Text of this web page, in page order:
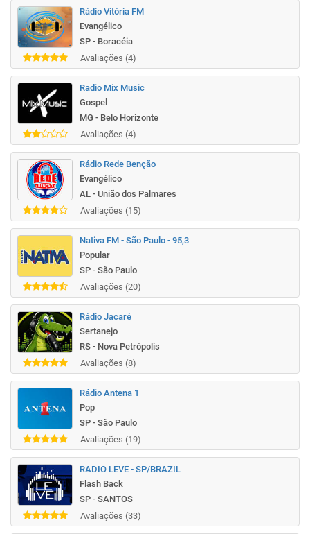
Rádio Vitória FM
Evangélico
SP - Boracéia
Avaliações (4)
Radio Mix Music
Gospel
MG - Belo Horizonte
Avaliações (4)
Rádio Rede Benção
Evangélico
AL - União dos Palmares
Avaliações (15)
Nativa FM - São Paulo - 95,3
Popular
SP - São Paulo
Avaliações (20)
Rádio Jacaré
Sertanejo
RS - Nova Petrópolis
Avaliações (8)
Rádio Antena 1
Pop
SP - São Paulo
Avaliações (19)
RADIO LEVE - SP/BRAZIL
Flash Back
SP - SANTOS
Avaliações (33)